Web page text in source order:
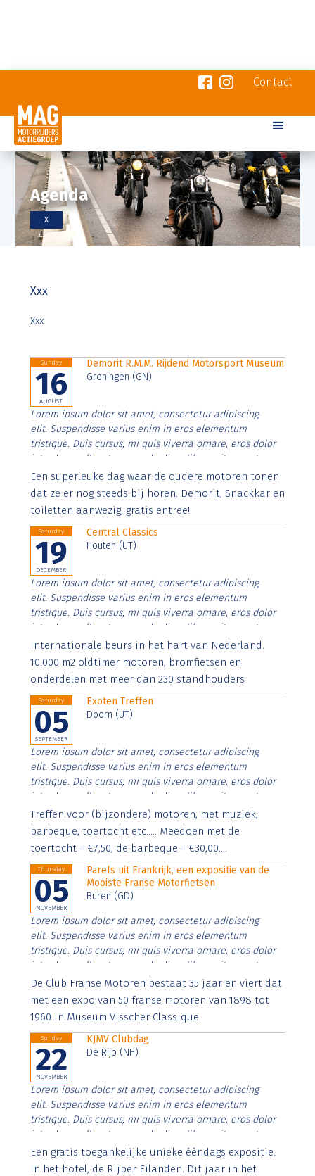
Contact
Agenda
X
Xxx
Xxx
Sunday
16
AUGUST
Demorit R.M.M. Rijdend Motorsport Museum
Groningen (GN)
Lorem ipsum dolor sit amet, consectetur adipiscing
elit. Suspendisse varius enim in eros elementum
tristique. Duis cursus, mi quis viverra ornare, eros dolor
interdum nulla, ut commodo diam libero vitae erat.
Aenean faucibus nibh et justo cursus id rutrum lorem
imperdiet. Nunc ut sem vitae risus tristique posuere.
Een superleuke dag waar de oudere motoren tonen
dat ze er nog steeds bij horen. Demorit, Snackkar en
toiletten aanwezig, gratis entree!
Saturday
19
DECEMBER
Central Classics
Houten (UT)
Lorem ipsum dolor sit amet, consectetur adipiscing
elit. Suspendisse varius enim in eros elementum
tristique. Duis cursus, mi quis viverra ornare, eros dolor
interdum nulla, ut commodo diam libero vitae erat.
Aenean faucibus nibh et justo cursus id rutrum lorem
imperdiet. Nunc ut sem vitae risus tristique posuere.
Internationale beurs in het hart van Nederland.
10.000 m2 oldtimer motoren, bromfietsen en
onderdelen met meer dan 230 standhouders
Saturday
05
SEPTEMBER
Exoten Treffen
Doorn (UT)
Lorem ipsum dolor sit amet, consectetur adipiscing
elit. Suspendisse varius enim in eros elementum
tristique. Duis cursus, mi quis viverra ornare, eros dolor
interdum nulla, ut commodo diam libero vitae erat.
Aenean faucibus nibh et justo cursus id rutrum lorem
imperdiet. Nunc ut sem vitae risus tristique posuere.
Treffen voor (bijzondere) motoren, met muziek,
barbeque, toertocht etc..... Meedoen met de
toertocht = €7,50, de barbeque = €30,00....
Thursday
05
NOVEMBER
Parels uit Frankrijk, een expositie van de
Mooiste Franse Motorfietsen
Buren (GD)
Lorem ipsum dolor sit amet, consectetur adipiscing
elit. Suspendisse varius enim in eros elementum
tristique. Duis cursus, mi quis viverra ornare, eros dolor
interdum nulla, ut commodo diam libero vitae erat.
Aenean faucibus nibh et justo cursus id rutrum lorem
imperdiet. Nunc ut sem vitae risus tristique posuere.
De Club Franse Motoren bestaat 35 jaar en viert dat
met een expo van 50 franse motoren van 1898 tot
1960 in Museum Visscher Classique.
Sunday
22
NOVEMBER
KJMV Clubdag
De Rijp (NH)
Lorem ipsum dolor sit amet, consectetur adipiscing
elit. Suspendisse varius enim in eros elementum
tristique. Duis cursus, mi quis viverra ornare, eros dolor
interdum nulla, ut commodo diam libero vitae erat.
Aenean faucibus nibh et justo cursus id rutrum lorem
imperdiet. Nunc ut sem vitae risus tristique posuere.
Een gratis toegankelijke unieke ééndags expositie.
In het hotel, de Rijper Eilanden. Dit jaar in het